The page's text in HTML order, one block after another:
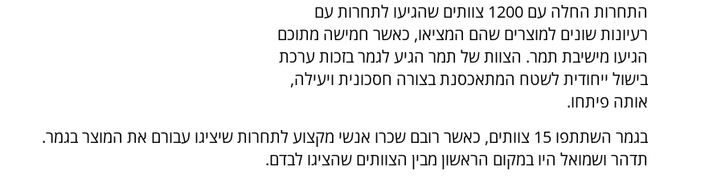
התחרות החלה עם 1200 צוותים שהגיעו לתחרות עם
רעיונות שונים למוצרים שהם המציאו, כאשר חמישה מתוכם
הגיעו מישיבת תמר. הצוות של תמר הגיע לגמר בזכות ערכת
בישול ייחודית לשטח המתאכסנת בצורה חסכונית ויעילה,
אותה פיתחו.
בגמר השתתפו 15 צוותים, כאשר רובם שכרו אנשי מקצוע לתחרות שיציגו עבורם את המוצר בגמר.
תדהר ושמואל היו במקום הראשון מבין הצוותים שהציגו לבדם.